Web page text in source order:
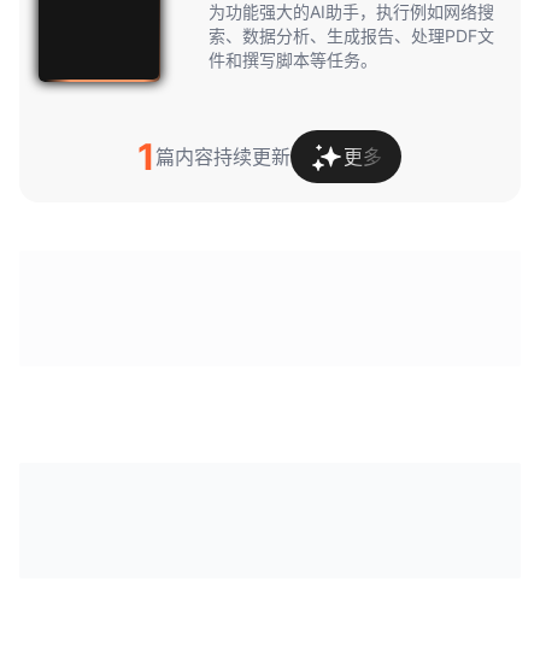
为功能强大的AI助手，执行例如网络搜
索、数据分析、生成报告、处理PDF文
件和撰写脚本等任务。
1篇内容持续更新 更多